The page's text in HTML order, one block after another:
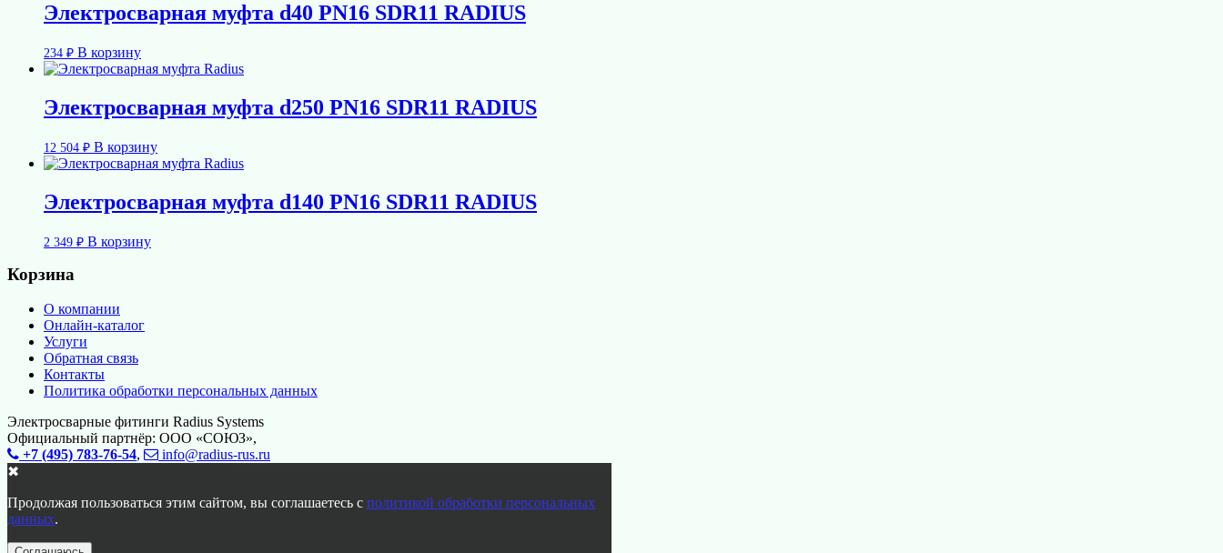
Электросварная муфта d40 PN16 SDR11 RADIUS
234 ₽ В корзину
Электросварная муфта d250 PN16 SDR11 RADIUS
12 504 ₽ В корзину
Электросварная муфта d140 PN16 SDR11 RADIUS
2 349 ₽ В корзину
Корзина
О компании
Онлайн-каталог
Услуги
Обратная связь
Контакты
Политика обработки персональных данных
Электросварные фитинги Radius Systems
Официальный партнёр: ООО «СОЮЗ»,
+7 (495) 783-76-54,
info@radius-rus.ru
✖
Продолжая пользоваться этим сайтом, вы соглашаетесь с политикой обработки персональных
данных.